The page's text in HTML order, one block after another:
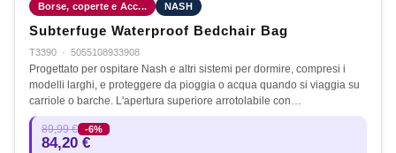
Borse, coperte e Acc... NASH
Subterfuge Waterproof Bedchair Bag
T3390 · 5055108933908
Progettato per ospitare Nash e altri sistemi per dormire, compresi i
modelli larghi, e proteggere da pioggia o acqua quando si viaggia su
carriole o barche. L'apertura superiore arrotolabile con…
89,99 € -6%
84,20 €